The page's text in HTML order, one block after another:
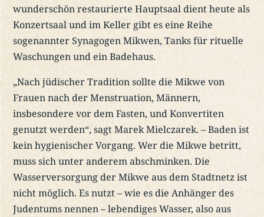
wunderschön restaurierte Hauptsaal dient heute als
Konzertsaal und im Keller gibt es eine Reihe
sogenannter Synagogen Mikwen, Tanks für rituelle
Waschungen und ein Badehaus.
„Nach jüdischer Tradition sollte die Mikwe von
Frauen nach der Menstruation, Männern,
insbesondere vor dem Fasten, und Konvertiten
genutzt werden“, sagt Marek Mielczarek. – Baden ist
kein hygienischer Vorgang. Wer die Mikwe betritt,
muss sich unter anderem abschminken. Die
Wasserversorgung der Mikwe aus dem Stadtnetz ist
nicht möglich. Es nutzt – wie es die Anhänger des
Judentums nennen – lebendiges Wasser, also aus